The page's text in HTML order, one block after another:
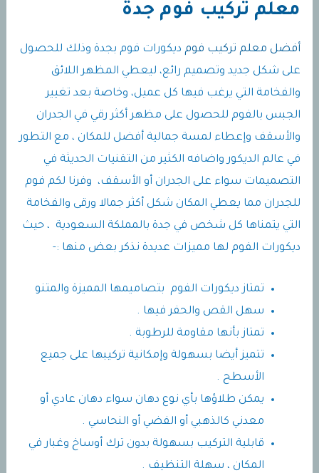
معلم تركيب فوم جدة
أفضل معلم تركيب فوم ديكورات فوم بجدة وذلك للحصول
على شكل جديد وتصميم رائع، ليعطي المظهر اللائق
والفخامة التي يرغب فيها كل عميل، وخاصة بعد تغيير
الجبس بالفوم للحصول على مظهر أكثر رقي في الجدران
والأسقف وإعطاء لمسة جمالية أفضل للمكان ، مع التطور
في عالم الديكور واضافه الكثير من التقنيات الحديثة في
التصميمات سواء على الجدران أو الأسقف، وفرنا لكم فوم
للجدران مما يعطي المكان شكل أكثر جمالا ورقى والفخامة
التي يتمناها كل شخص في جدة بالمملكة السعودية ، حيث
ديكورات الفوم لها مميزات عديدة نذكر بعض منها :-
تمتاز ديكورات الفوم بتصاميمها المميزة والمتنو
سهل القص والحفر فيها .
تمتاز بأنها مقاومة للرطوبة .
تتميز أيضا بسهولة وإمكانية تركيبها على جميع
الأسطح .
يمكن طلاؤها بأي نوع دهان سواء دهان عادي أو
معدني كالذهبي أو الفضي أو النحاسي .
قابلية التركيب بسهولة بدون ترك أوساخ وغبار في
المكان ، سهلة التنظيف .